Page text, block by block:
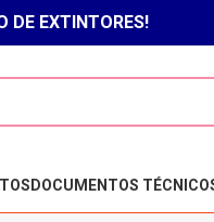
DE EXTINTORES!
DOCUMENTOS
Clique aqui